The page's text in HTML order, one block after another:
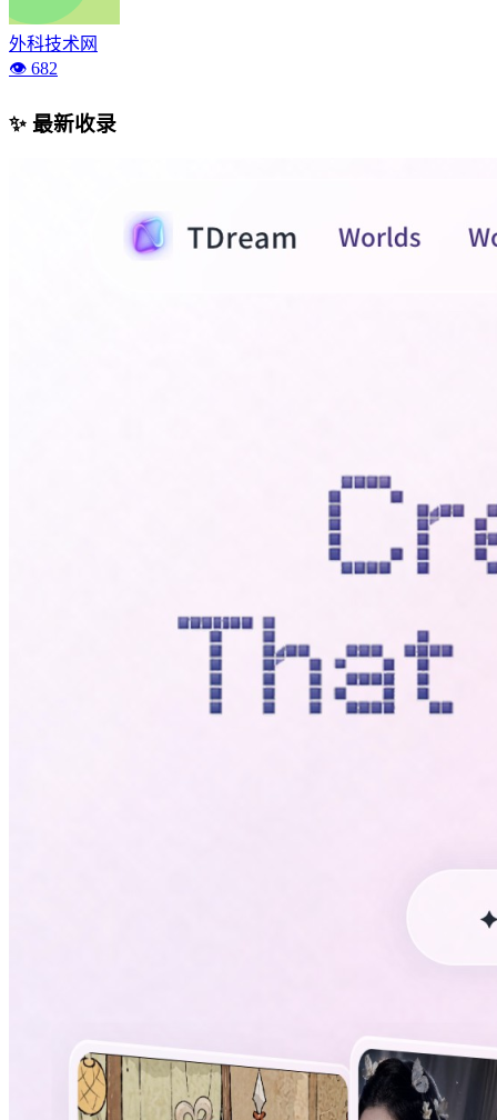
外科技术网
👁️ 682
✨ 最新收录